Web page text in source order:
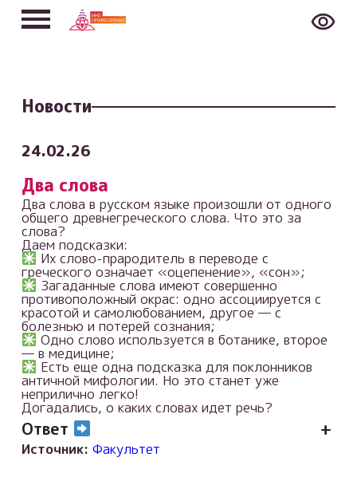
Новости
24.02.26
Два слова
Два слова в русском языке произошли от одного
общего древнегреческого слова. Что это за
слова?
Даем подсказки:
Их слово-прародитель в переводе с
греческого означает «оцепенение», «сон»;
Загаданные слова имеют совершенно
противоположный окрас: одно ассоциируется с
красотой и самолюбованием, другое — с
болезнью и потерей сознания;
Одно слово используется в ботанике, второе
— в медицине;
Есть еще одна подсказка для поклонников
античной мифологии. Но это станет уже
неприлично легко!
Догадались, о каких словах идет речь?
Ответ +
Источник: Факультет